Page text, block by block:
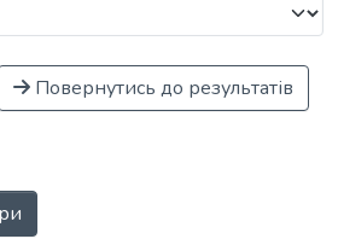
Повернутись до результатів